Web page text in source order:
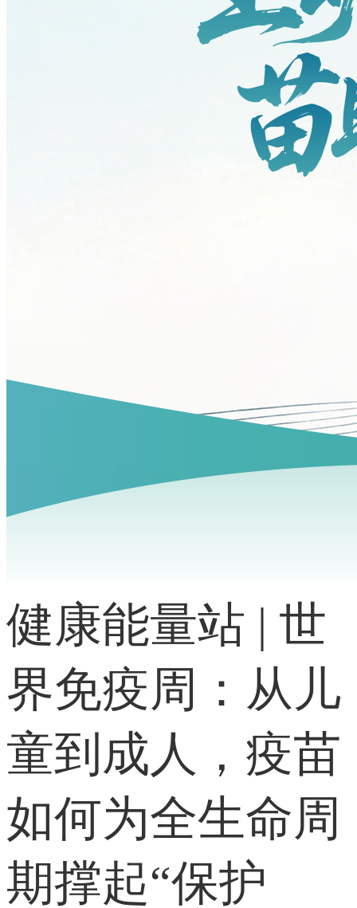
健康能量站 | 世
界免疫周：从儿
童到成人，疫苗
如何为全生命周
期撑起“保护